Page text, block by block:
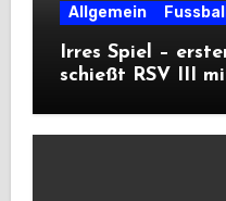
Allgemein Fussball
Irres Spiel –
schießt RSV III